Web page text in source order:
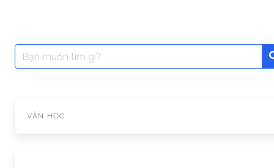
Search
for:
VĂN HỌC